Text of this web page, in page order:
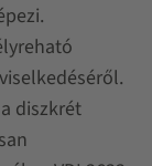
diszkrét